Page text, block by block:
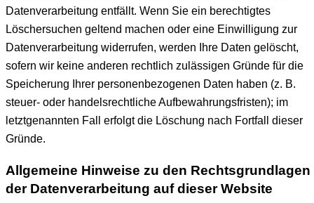
Datenverarbeitung entfällt. Wenn Sie ein berechtigtes
Löschersuchen geltend machen oder eine Einwilligung zur
Datenverarbeitung widerrufen, werden Ihre Daten gelöscht,
sofern wir keine anderen rechtlich zulässigen Gründe für die
Speicherung Ihrer personenbezogenen Daten haben (z. B.
steuer- oder handelsrechtliche Aufbewahrungsfristen); im
letztgenannten Fall erfolgt die Löschung nach Fortfall dieser
Gründe.
Allgemeine Hinweise zu den Rechtsgrundlagen
der Datenverarbeitung auf dieser Website